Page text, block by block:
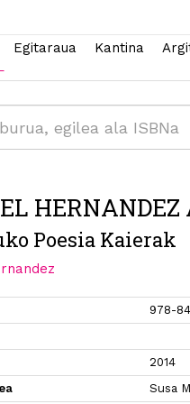
Egitaraua Kantina
HERNANDEZ
Poesia Kaierak
978-
2014
Susa